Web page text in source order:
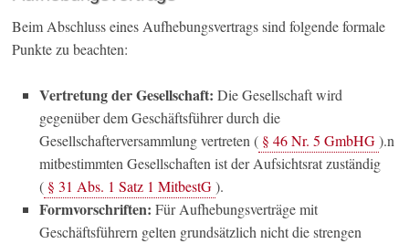
Beim Abschluss eines Aufhebungsvertrags sind folgende formale
Punkte zu beachten:
Vertretung der Gesellschaft: Die Gesellschaft wird
gegenüber dem Geschäftsführer durch die
Gesellschafterversammlung vertreten ( § 46 Nr. 5 GmbHG ).n
mitbestimmten Gesellschaften ist der Aufsichtsrat zuständig
( § 31 Abs. 1 Satz 1 MitbestG ).
Formvorschriften: Für Aufhebungsverträge mit
Geschäftsführern gelten grundsätzlich nicht die strengen